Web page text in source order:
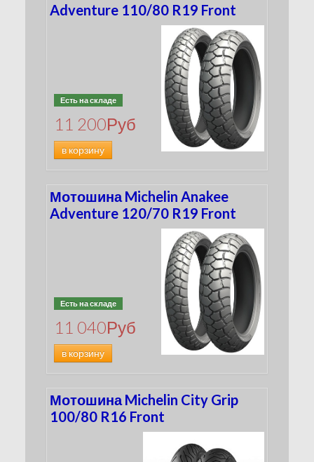
Adventure 110/80 R19 Front
Есть на складе
11 200Руб
в корзину
Мотошина Michelin Anakee
Adventure 120/70 R19 Front
Есть на складе
11 040Руб
в корзину
Мотошина Michelin City Grip
100/80 R16 Front